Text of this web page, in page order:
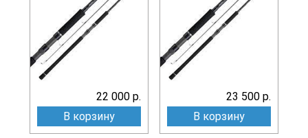
22 000 р.
В корзину
23 500 р.
В корзину